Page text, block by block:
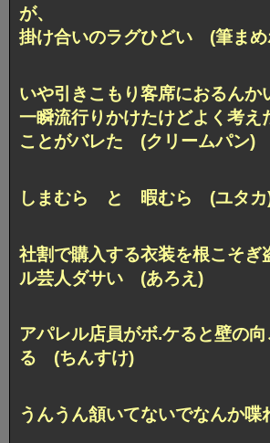
が、
掛け合いのラグひどい (筆まめ
いや引きこもり客席におるんか
一瞬流行りかけたけどよく考え
ことがバレた (クリームパン)
しまむら と 暇むら (ユタカ
社割で購入する衣装を根こそ
ル芸人ダサい (あろえ)
アパレル店員がボ.ケると壁の
る (ちんすけ)
うんうん頷いてないでなんか